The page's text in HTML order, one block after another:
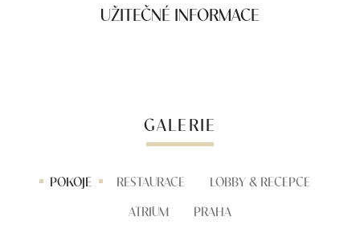
UŽITEČNÉ INFORMACE
GALERIE
POKOJE RESTAURACE
LOBBY & RECEPCE
ATRIUM
PRAHA